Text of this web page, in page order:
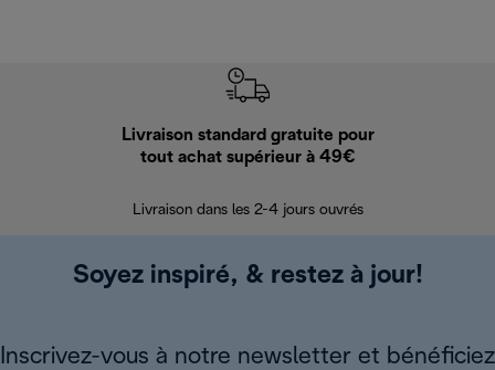
Livraison standard gratuite pour
tout achat supérieur à 49€
Livraison dans les 2-4 jours ouvrés
Soyez inspiré, & restez à jour!
Inscrivez-vous à notre newsletter et bénéficiez